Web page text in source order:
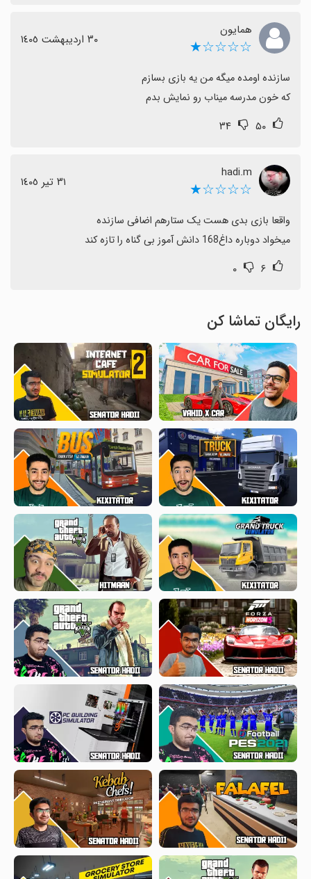
همایون
☆☆☆☆★ ٣٠ اردیبهشت ١٤٠٥
که خون مدرسه میناب رو نمایش بدم
۵۰ ۳۴
hadi.m
☆☆☆☆★ ٣١ تیر ١٤٠٥
میخواد دوباره داغ168 دانش آموز بی گناه را تازه کند
۶ ۰
رایگان تماشا کن